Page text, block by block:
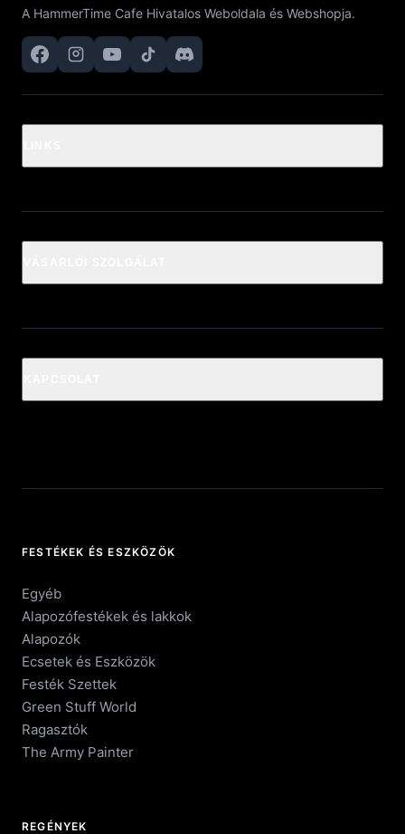
A HammerTime Cafe Hivatalos Weboldala és Webshopja.
FESTÉKEK ÉS ESZKÖZÖK
Egyéb
Alapozófestékek és lakkok
Alapozók
Ecsetek és Eszközök
Festék Szettek
Green Stuff World
Ragasztók
The Army Painter
REGÉNYEK